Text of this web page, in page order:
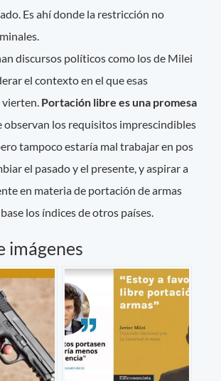
Es ahí donde la restricción no
discursos políticos como los de Milei
el contexto en el que esas
vierten. Portación libre es una promesa
observan los requisitos imprescindibles
tampoco estaría mal trabajar en pos
el pasado y el presente, y aspirar a
en materia de portación de armas
los índices de otros países.
imágenes